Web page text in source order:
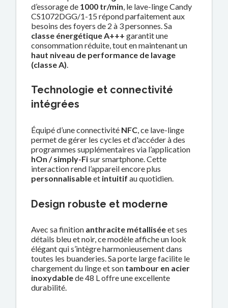
d’essorage de 1000 tr/min , le lave-linge Candy
CS1072DGG/1-15 répond parfaitement aux
besoins des foyers de 2 à 3 personnes. Sa
classe énergétique A+++ garantit une
consommation réduite, tout en maintenant un
haut niveau de performance de lavage
(classe A)
Technologie et connectivité
intégrées
Équipé d’une connectivité NFC, ce lave-linge
permet de gérer les cycles et d'accéder à des
programmes supplémentaires via l’application
hOn / simply-Fisur smartphone. Cette
interaction rend l’appareil encore plus
personnalisableet intuitif au quotidien.
Design robuste et moderne
Avec sa finition anthracite métalliséeet ses
détails bleu et noir, ce modèle affiche un look
élégant qui s’intègre harmonieusement dans
toutes les buanderies. Sa porte large facilite le
chargement du linge et son tambour en acier
inoxydablede 48 L offre une excellente
durabilité.